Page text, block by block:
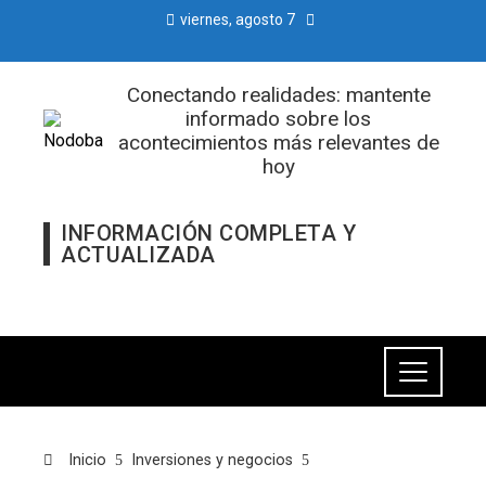
viernes, agosto 7
Conectando realidades: mantente
informado sobre los
acontecimientos más relevantes de
hoy
INFORMACIÓN COMPLETA Y
ACTUALIZADA
Inicio
Inversiones y negocios